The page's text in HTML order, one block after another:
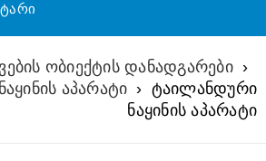
ობიექტის დანადგარები ›
აპარატი › ტაილანდური
ნაყინის აპარატი